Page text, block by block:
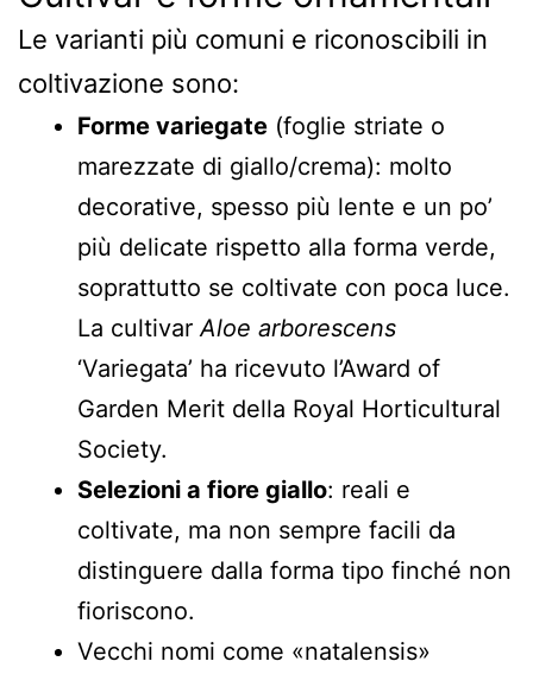
Le varianti più comuni e riconoscibili in
coltivazione sono:
Forme variegate (foglie striate o
marezzate di giallo/crema): molto
decorative, spesso più lente e un po’
più delicate rispetto alla forma verde,
soprattutto se coltivate con poca luce.
La cultivar Aloe arborescens
‘Variegata’ ha ricevuto l’Award of
Garden Merit della Royal Horticultural
Society.
Selezioni a fiore giallo: reali e
coltivate, ma non sempre facili da
distinguere dalla forma tipo finché non
fioriscono.
Vecchi nomi come «natalensis»